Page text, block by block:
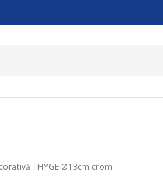
THYGE Ø13cm crom